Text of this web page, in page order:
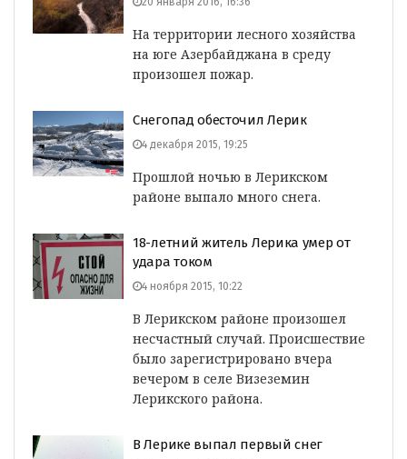
На территории лесного хозяйства
на юге Азербайджана в среду
произошел пожар.
Снегопад обесточил Лерик
4 декабря 2015, 19:25
Прошлой ночью в Лерикском
районе выпало много снега.
18-летний житель Лерика умер от
удара током
4 ноября 2015, 10:22
В Лерикском районе произошел
несчастный случай. Происшествие
было зарегистрировано вчера
вечером в селе Визеземин
Лерикского района.
В Лерике выпал первый снег